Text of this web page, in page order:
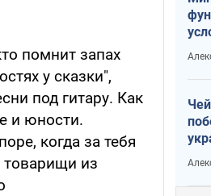
помнит запах
у сказки",
под гитару. Как
и юности.
когда за тебя
товарищи из